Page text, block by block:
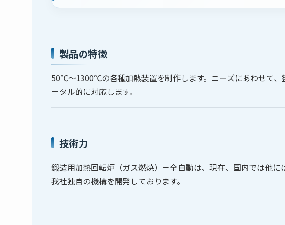
製品の特徴
50℃～1300℃の各種加熱装置を制作します。ニーズにあわせて、
ータル的に対応します。
技術力
鍛造用加熱回転炉（ガス燃焼）－全自動は、現在、国内では他に
我社独自の機構を開発しております。